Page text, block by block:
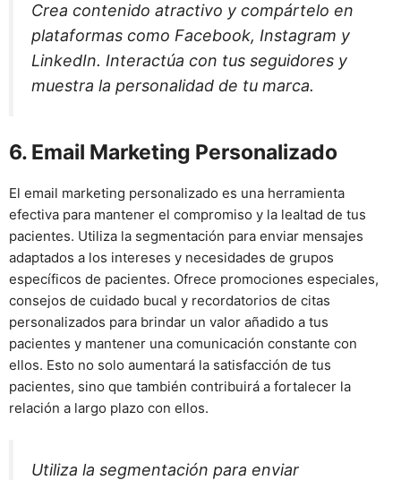
Crea contenido atractivo y compártelo en
plataformas como Facebook, Instagram y
LinkedIn. Interactúa con tus seguidores y
muestra la personalidad de tu marca.
6. Email Marketing Personalizado
El email marketing personalizado es una herramienta
efectiva para mantener el compromiso y la lealtad de tus
pacientes. Utiliza la segmentación para enviar mensajes
adaptados a los intereses y necesidades de grupos
específicos de pacientes. Ofrece promociones especiales,
consejos de cuidado bucal y recordatorios de citas
personalizados para brindar un valor añadido a tus
pacientes y mantener una comunicación constante con
ellos. Esto no solo aumentará la satisfacción de tus
pacientes, sino que también contribuirá a fortalecer la
relación a largo plazo con ellos.
Utiliza la segmentación para enviar